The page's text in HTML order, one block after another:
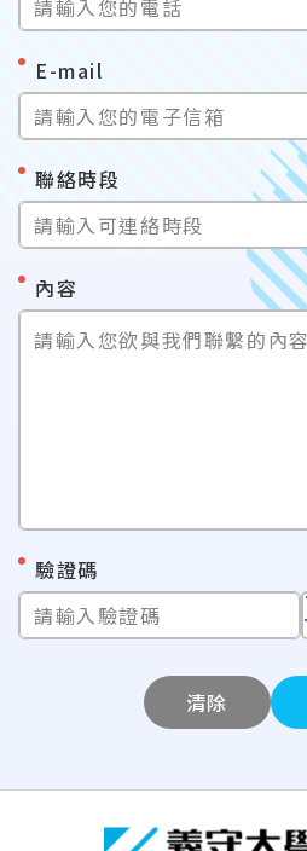
請輸入您的電話
E-mail
*
請輸入您的電子信箱
聯絡時段
*
請輸入可連絡時段
內容
*
請輸入您欲與我們聯繫的內容
驗證碼
*
請輸入驗證碼
清除